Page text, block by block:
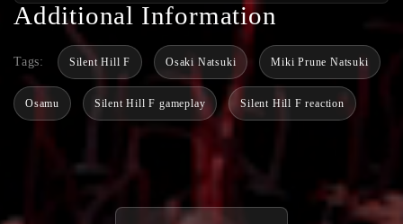
Additional Information
Tags: Silent Hill F Osaki Natsuki Miki Prune Natsuki
Osamu Silent Hill F gameplay Silent Hill F reaction